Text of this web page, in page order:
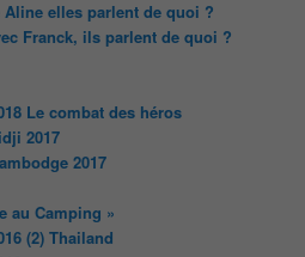
elles parlent de quoi ?
Franck, ils parlent de quoi ?
Le combat des héros
2017
2017
au Camping »
(2) Thailand